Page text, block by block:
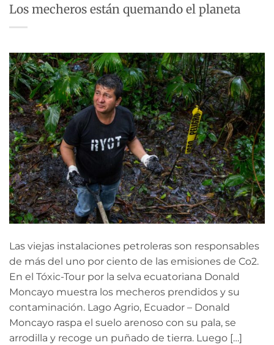
Los mecheros están quemando el planeta
Las viejas instalaciones petroleras son responsables
de más del uno por ciento de las emisiones de Co2.
En el Tóxic-Tour por la selva ecuatoriana Donald
Moncayo muestra los mecheros prendidos y su
contaminación. Lago Agrio, Ecuador – Donald
Moncayo raspa el suelo arenoso con su pala, se
arrodilla y recoge un puñado de tierra. Luego […]